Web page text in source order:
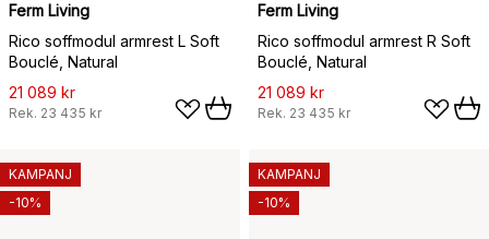
Ferm Living
Rico soffmodul armrest L Soft
Bouclé, Natural
21 089 kr
Rek. 23 435 kr
Ferm Living
Rico soffmodul armrest R Soft
Bouclé, Natural
21 089 kr
Rek. 23 435 kr
KAMPANJ
-10%
KAMPANJ
-10%